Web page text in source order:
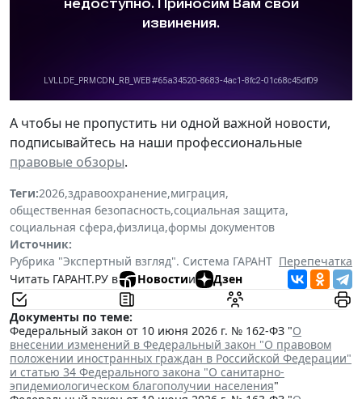
А чтобы не пропустить ни одной важной новости,
подписывайтесь на наши профессиональные
правовые обзоры.
Теги:2026,здравоохранение,миграция,
общественная безопасность,социальная защита,
социальная сфера,физлица,формы документов
Источник:
Рубрика "Экспертный взгляд". Система ГАРАНТ Перепечатка
Читать ГАРАНТ.РУ в
Новостии Дзен
Документы по теме:
Федеральный закон от 10 июня 2026 г. № 162-ФЗ "О
внесении изменений в Федеральный закон "О правовом
положении иностранных граждан в Российской Федерации"
и статью 34 Федерального закона "О санитарно-
эпидемиологическом благополучии населения"